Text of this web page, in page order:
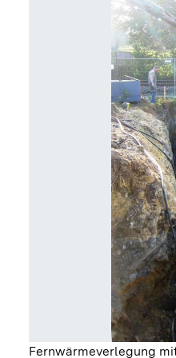
Fernwärmeverlegung